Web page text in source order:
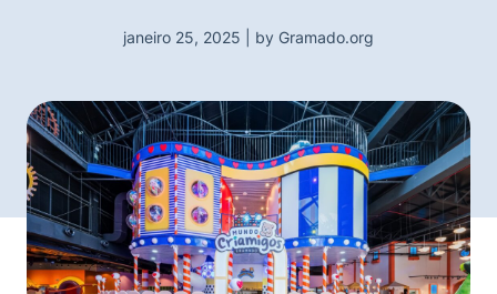
janeiro 25, 2025 | by Gramado.org